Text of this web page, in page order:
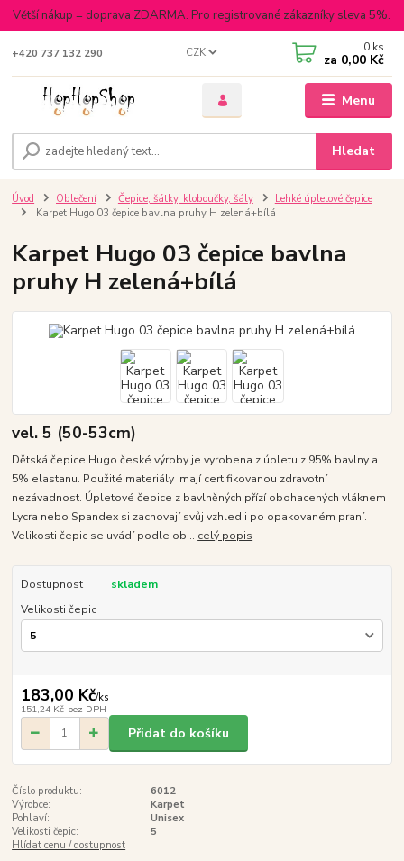
Větší nákup = doprava ZDARMA. Pro registrované zákazníky sleva 5%.
Menu
CZK
Hledat
+420 737 132 290 0 ks
za 0,00 Kč
Úvod Oblečení Čepice, šátky, kloboučky, šály
Lehké úpletové čepice
Karpet Hugo 03 čepice bavlna pruhy H zelená+bílá
Karpet Hugo 03 čepice bavlna
pruhy H zelená+bílá
vel. 5 (50-53cm)
Dětská čepice Hugo české výroby je vyrobena z úpletu z 95% bavlny a
5% elastanu. Použité materiály mají certifikovanou zdravotní
nezávadnost. Úpletové čepice z bavlněných přízí obohacených vláknem
Lycra nebo Spandex si zachovají svůj vzhled i po opakovaném praní.
Velikosti čepic se uvádí podle ob... celý popis
Dostupnost
skladem
Velikosti čepic
183,00 Kč/ks
151,24 Kč bez DPH
Přidat do košíku
Číslo produktu:
6012
Výrobce:
Karpet
Pohlaví:
Unisex
Velikosti čepic:
5
Hlídat cenu / dostupnost